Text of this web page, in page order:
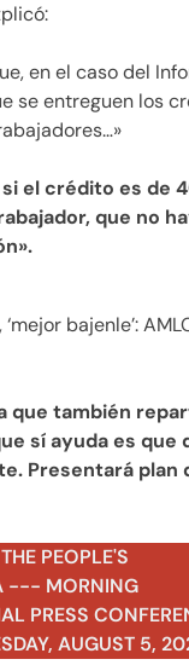
en el caso del
se entreguen los
el crédito es de
que no
bajenle’:
que también
sí ayuda es que
Presentará plan
THE PEOPLE'S
--- MORNING
PRESS
AUGUST 5,